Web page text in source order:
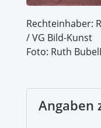
Rechteinhaber:
/ VG Bild-Kunst
Foto: Ruth
Angaben